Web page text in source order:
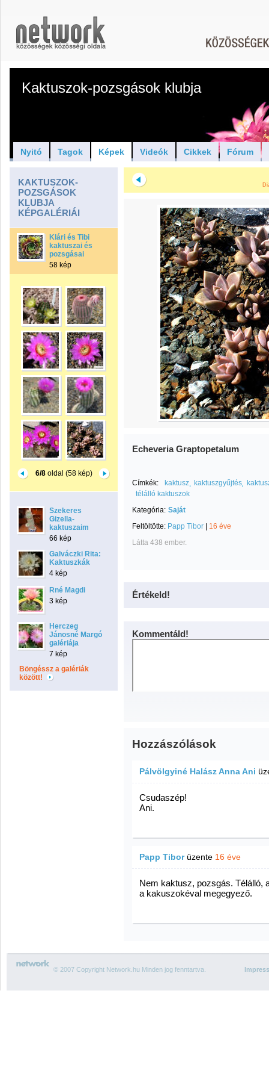
Kaktuszok-pozsgások klubja
Nyitó Tagok Képek Videók Cikkek Fórum
KAKTUSZOK-
POZSGÁSOK
KLUBJA
KÉPGALÉRIÁI
Klári és Tibi
kaktuszai és
pozsgásai
58 kép
6/8oldal (58 kép)
Szekeres
Gizella-
kaktuszaim
66 kép
Galváczki Rita:
Kaktuszkák
4 kép
Rné Magdi
3 kép
Herczeg
Jánosné Margó
galériája
7 kép
Böngéssz a galériák
között!
Echeveria Graptopetalum
Címkék: kaktusz kaktuszgyűjtés
télálló kaktuszok
Kategória: Saját
Feltöltötte: Papp Tibor
16 éve
Látta 438 ember.
Értékeld!
Kommentáld!
Hozzászólások
Pálvölgyiné Halász Anna Ani
Csudaszép!
Ani.
Papp Tiborüzente 16 éve
Nem kaktusz, pozsgás. Télálló,
a kakuszokéval megegyező.
© 2007 Copyright Network.hu Minden jog fenntartva.